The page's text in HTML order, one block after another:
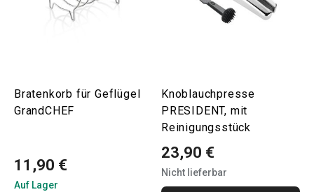
Bratenkorb für Geflügel
GrandCHEF
11,90 €
Auf Lager
Knoblauchpresse
PRESIDENT, mit
Reinigungsstück
23,90 €
Nicht lieferbar